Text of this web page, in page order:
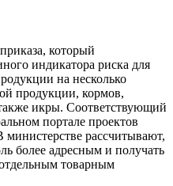
который
индикатора риска для
на несколько
продукции, кормов,
икры. Соответствующий
портале проектов
рассчитывают,
более адресным и получать
товарным